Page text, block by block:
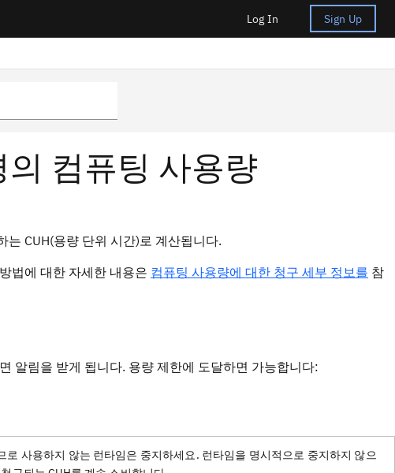
Log In Sign Up
컴퓨팅 사용량
CUH(용량 단위 시간)로 계산됩니다.
법에 대한 자세한 내용은 컴퓨팅 사용량에 대한 청구 세부 정보를 참
알림을 받게 됩니다. 용량 제한에 도달하면 가능합니다:
사용하지 않는 런타임은 중지하세요. 런타임을 명시적으로 중지하지 않으